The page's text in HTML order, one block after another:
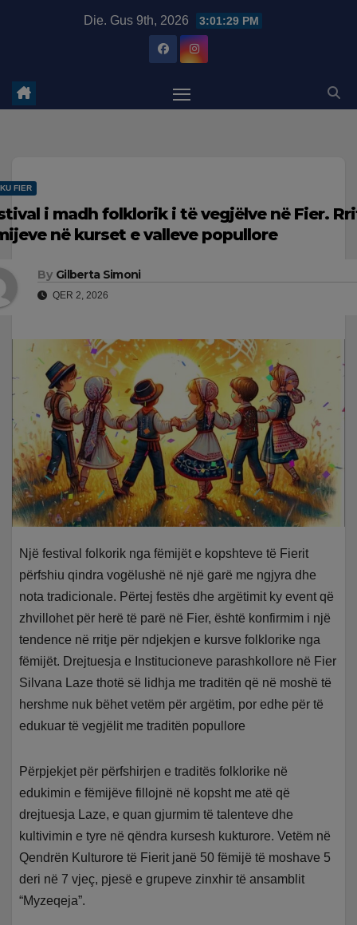
Die. Gus 9th, 2026 3:01:30 PM
FIER
i madh folklorik i të vegjëlve në Fier.
në kurset e valleve popullore
By Gilberta Simoni
QER 2, 2026
Një festival folkorik nga fëmijët e kopshteve të Fierit
përfshiu qindra vogëlushë në një garë me ngjyra dhe
nota tradicionale. Përtej festës dhe argëtimit ky event që
zhvillohet për herë të parë në Fier, është konfirmim i një
tendence në rritje për ndjekjen e kursve folklorike nga
fëmijët. Drejtuesja e Institucioneve parashkollore në Fier
Silvana Laze thotë së lidhja me traditën që në moshë të
hershme nuk bëhet vetëm për argëtim, por edhe për të
edukuar të vegjëlit me traditën popullore
Përpjekjet për përfshirjen e traditës folklorike në
edukimin e fëmijëve fillojnë në kopsht me atë që
drejtuesja Laze, e quan gjurmim të talenteve dhe
kultivimin e tyre në qëndra kursesh kukturore. Vetëm në
Qendrën Kulturore të Fierit janë 50 fëmijë të moshave 5
deri në 7 vjeç, pjesë e grupeve zinxhir të ansamblit
“Myzeqeja”.